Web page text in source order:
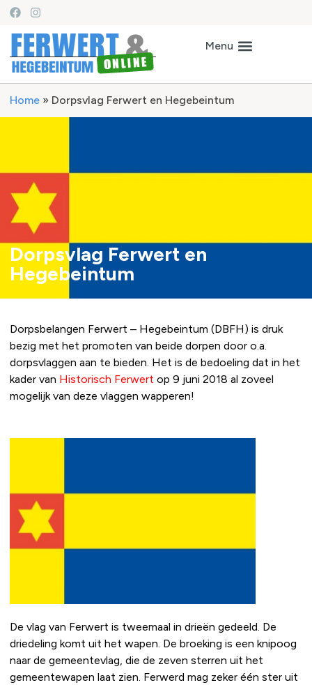
Home » Dorpsvlag Ferwert en Hegebeintum
Dorpsvlag Ferwert en
Hegebeintum
Dorpsbelangen Ferwert – Hegebeintum (DBFH) is druk
bezig met het promoten van beide dorpen door o.a.
dorpsvlaggen aan te bieden. Het is de bedoeling dat in het
kader van Historisch Ferwert op 9 juni 2018 al zoveel
mogelijk van deze vlaggen wapperen!
De vlag van Ferwert is tweemaal in drieën gedeeld. De
driedeling komt uit het wapen. De broeking is een knipoog
naar de gemeentevlag, die de zeven sterren uit het
gemeentewapen laat zien. Ferwerd mag zeker één ster uit